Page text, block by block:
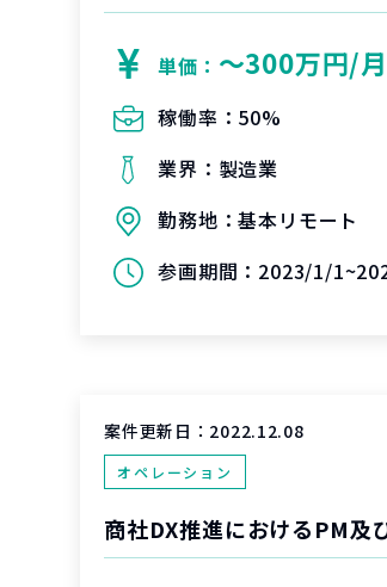
単価： 〜300万円/月
稼働率： 50%
業界： 製造業
勤務地：基本リモート
参画期間： 2023/1/
案件更新日： 2022.12.08
オペレーション
商社DX推進におけるPM及